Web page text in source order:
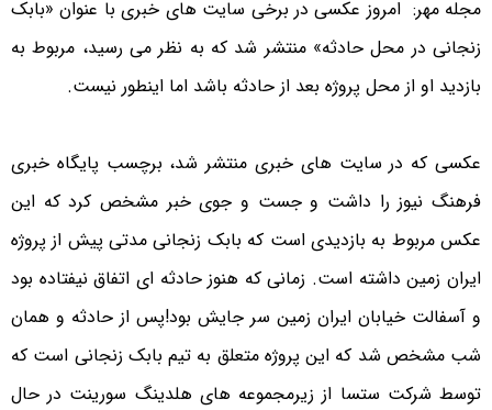
مجله مهر: امروز عکسی در برخی سایت های خبری با عنوان «بابک
زنجانی در محل حادثه» منتشر شد که به نظر می رسید، مربوط به
بازدید او از محل پروژه بعد از حادثه باشد اما اینطور نیست.
عکسی که در سایت های خبری منتشر شد، برچسب پایگاه خبری
فرهنگ نیوز را داشت و جست و جوی خبر مشخص کرد که این
عکس مربوط به بازدیدی است که بابک زنجانی مدتی پیش از پروژه
ایران زمین داشته است. زمانی که هنوز حادثه ای اتفاق نیفتاده بود
و آسفالت خیابان ایران زمین سر جایش بود!پس از حادثه و همان
شب مشخص شد که این پروژه متعلق به تیم بابک زنجانی است که
توسط شرکت ستسا از زیرمجموعه های هلدینگ سورینت در حال